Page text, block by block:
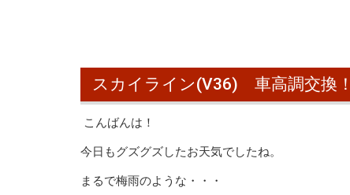
スカイライン(V36) 車高調交換！
こんばんは！
今日もグズグズしたお天気でしたね。
まるで梅雨のような・・・